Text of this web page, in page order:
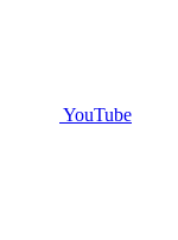
YouTube